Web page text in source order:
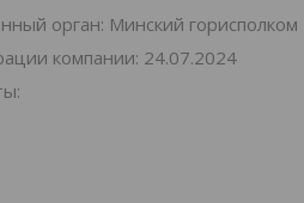
орган: Минский горисполком
компании: 24.07.2024